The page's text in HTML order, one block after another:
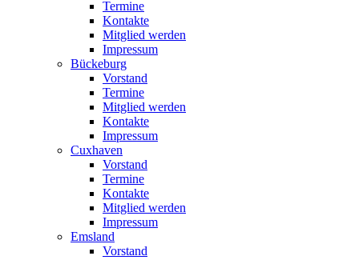
Termine
Kontakte
Mitglied werden
Impressum
Bückeburg
Vorstand
Termine
Mitglied werden
Kontakte
Impressum
Cuxhaven
Vorstand
Termine
Kontakte
Mitglied werden
Impressum
Emsland
Vorstand